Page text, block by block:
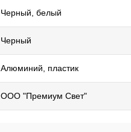
Черный, белый
Черный
Алюминий, пластик
ООО "Премиум Свет"